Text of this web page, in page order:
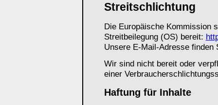
Streitschlichtung
Die Europäische Kommission
Streitbeilegung (OS) bereit:
Unsere E-Mail-Adresse finden
Wir sind nicht bereit oder
einer
Haftung für Inhalte